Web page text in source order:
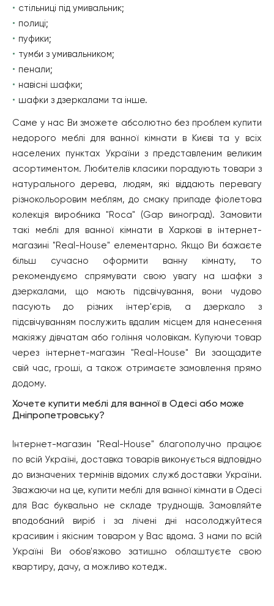
стільниці під умивальник;
полиці;
пуфики;
тумби з умивальником;
пенали;
навісні шафки;
шафки з дзеркалами та інше.
Саме у нас Ви зможете абсолютно без проблем купити
недорого меблі для ванної кімнати в Києві та у всіх
населених пунктах України з представленим великим
асортиментом. Любителів класики порадують товари з
натурального дерева, людям, які віддають перевагу
різнокольоровим меблям, до смаку припаде фіолетова
колекція виробника "Roca" (Gap виноград). Замовити
такі меблі для ванної кімнати в Харкові в інтернет-
магазині "Real-House" елементарно. Якщо Ви бажаєте
більш сучасно оформити ванну кімнату, то
рекомендуємо спрямувати свою увагу на шафки з
дзеркалами, що мають підсвічування, вони чудово
пасують до різних інтер'єрів, а дзеркало з
підсвічуванням послужить вдалим місцем для нанесення
макіяжу дівчатам або гоління чоловікам. Купуючи товар
через інтернет-магазин "Real-House" Ви заощадите
свій час, гроші, а також отримаєте замовлення прямо
додому.
Хочете купити меблі для ванної в Одесі або може
Дніпропетровську?
Інтернет-магазин "Real-House" благополучно працює
по всій Україні, доставка товарів виконується відповідно
до визначених термінів відомих служб доставки України.
Зважаючи на це, купити меблі для ванної кімнати в Одесі
для Вас буквально не складе труднощів. Замовляйте
вподобаний виріб і за лічені дні насолоджуйтеся
красивим і якісним товаром у Вас вдома. З нами по всій
Україні Ви обов'язково затишно облаштуєте свою
квартиру, дачу, а можливо котедж.